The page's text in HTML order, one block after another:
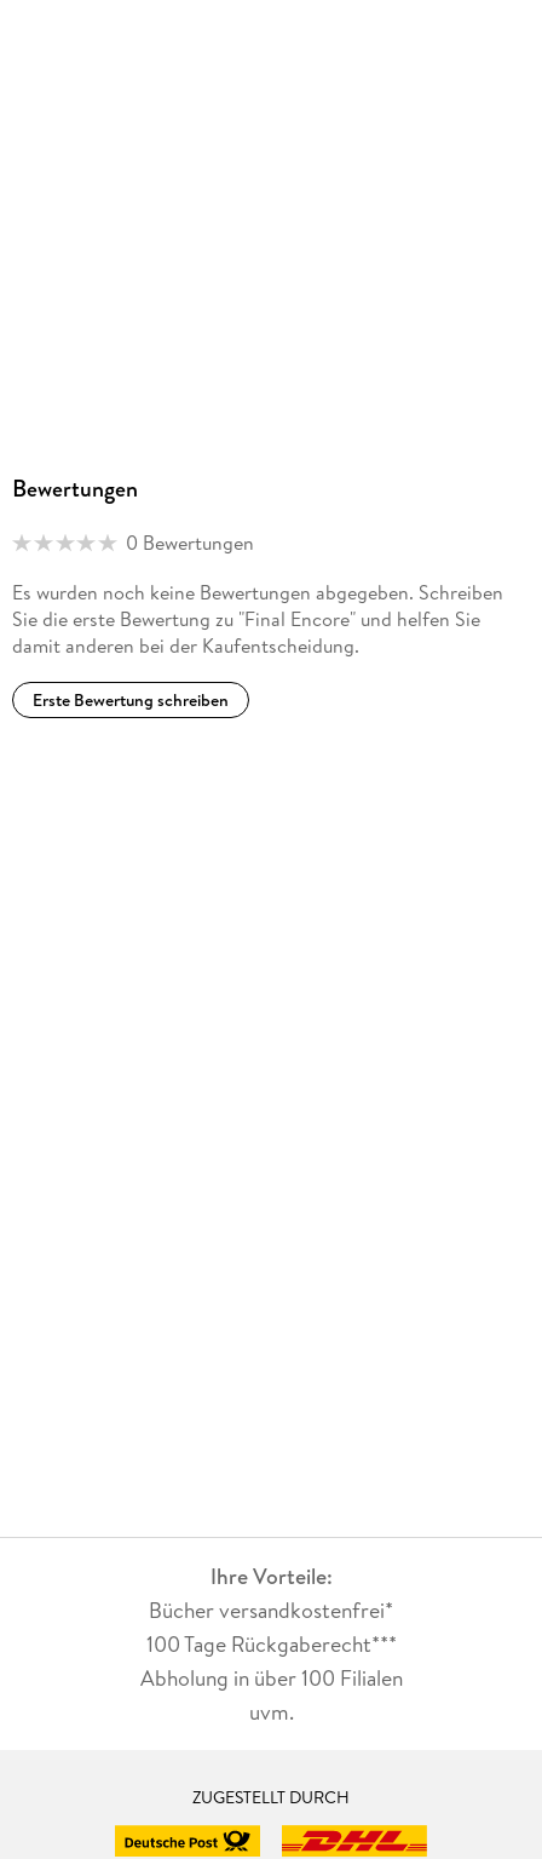
Bewertungen
0 Bewertungen
Es wurden noch keine Bewertungen abgegeben. Schreiben
Sie die erste Bewertung zu "Final Encore" und helfen Sie
damit anderen bei der Kaufentscheidung.
Erste Bewertung schreiben
Ihre Vorteile:
Bücher versandkostenfrei*
100 Tage Rückgaberecht***
Abholung in über 100 Filialen
uvm.
ZUGESTELLT DURCH